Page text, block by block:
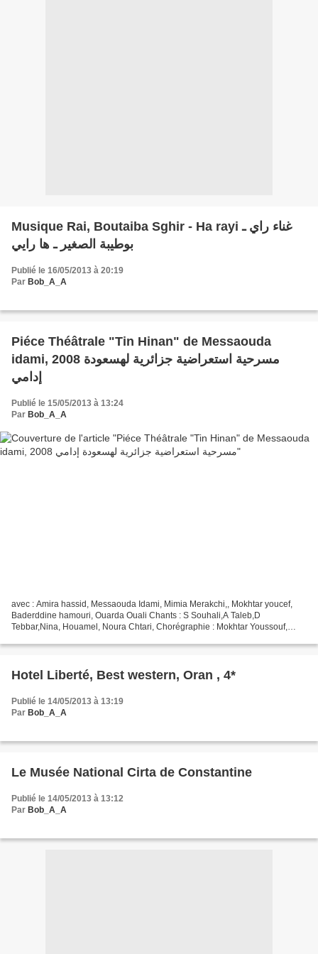
Musique Rai, Boutaiba Sghir - Ha rayi غناء راي ـ
بوطيبة الصغير ـ ها رايي
Publié le 16/05/2013 à 20:19
Par Bob_A_A
Piéce Théâtrale "Tin Hinan" de Messaouda
idami, 2008 مسرحية استعراضية جزائرية لهسعودة
إدامي
Publié le 15/05/2013 à 13:24
Par Bob_A_A
avec : Amira hassid, Messaouda Idami, Mimia Merakchi,, Mokhtar youcef,
Baderddine hamouri, Ouarda Ouali Chants : S Souhali,A Taleb,D
Tebbar,Nina, Houamel, Noura Chtari, Chorégraphie : Mokhtar Youssouf,
Hotel Liberté, Best western, Oran , 4*
Publié le 14/05/2013 à 13:19
Par Bob_A_A
Le Musée National Cirta de Constantine
Publié le 14/05/2013 à 13:12
Par Bob_A_A